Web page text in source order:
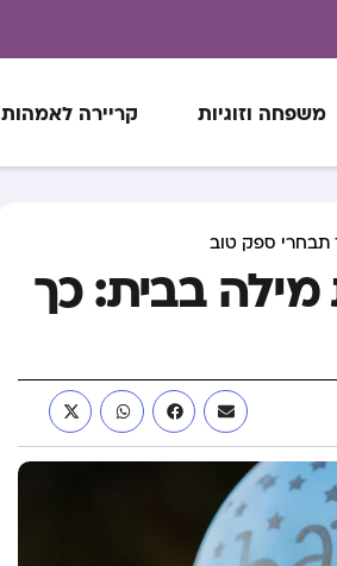
משפחה וזוגיות קריירה לאמהות
תבחרי ספק טוב
מילה בבית: כך